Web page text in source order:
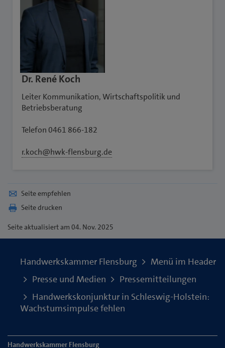
Dr. René Koch
Leiter Kommunikation, Wirtschaftspolitik und
Betriebsberatung
Telefon 0461 866-182
r.koch@hwk-flensburg.de
Seite empfehlen
Seite drucken
Seiteaktualisiert am 04. Nov. 2025
Handwerkskammer Flensburg
Menü im Header
Presse und Medien
Pressemitteilungen
Handwerkskonjunktur in Schleswig-Holstein:
Wachstumsimpulse fehlen
Handwerkskammer Flensburg